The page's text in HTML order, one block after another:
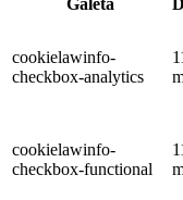
Galeta
cookielawinfo-
checkbox-analytics
cookielawinfo-
checkbox-functional